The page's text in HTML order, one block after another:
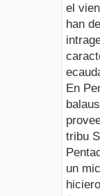
el
han
En
tribu
un